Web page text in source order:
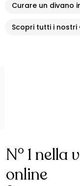
Curare un divano
Scopri tutti i nostri
N° 1
online